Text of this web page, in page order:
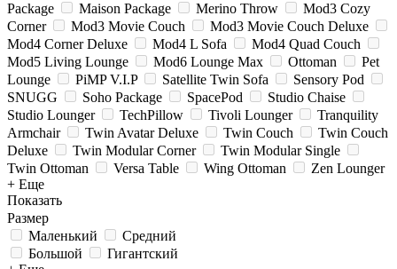
Package
Maison Package Merino Throw
Mod3 Cozy
Corner
Mod3 Movie Couch
Mod3 Movie Couch Deluxe
Mod4 Corner Deluxe
Mod4 L Sofa
Mod4 Quad Couch
Mod5 Living Lounge
Mod6 Lounge Max Ottoman
Pet
Lounge
PiMP V.I.P Satellite Twin Sofa
Sensory Pod
SNUGG
Soho Package SpacePod
Studio Chaise
Studio Lounger
TechPillow Tivoli Lounger
Tranquility
Armchair
Twin Avatar Deluxe Twin Couch
Twin Couch
Deluxe
Twin Modular Corner
Twin Modular Single
Twin Ottoman
Versa Table Wing Ottoman
Zen Lounger
+ Еще
Показать
Размер
Маленький
Средний
Большой
Гигантский